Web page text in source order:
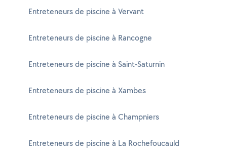
Entreteneurs de piscine à Vervant
Entreteneurs de piscine à Rancogne
Entreteneurs de piscine à Saint-Saturnin
Entreteneurs de piscine à Xambes
Entreteneurs de piscine à Champniers
Entreteneurs de piscine à La Rochefoucauld